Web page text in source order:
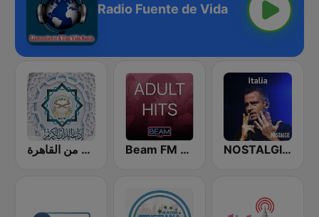
Radio Fuente de Vida
إذاعة القرآن الكريم من القاهرة Beam FM - Adult Hits NOSTALGIE ITALIA